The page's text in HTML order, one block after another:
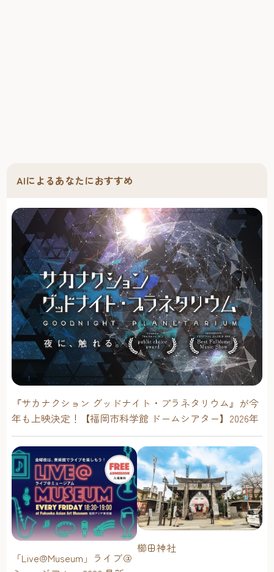
AIによるあなたにおすすめ
『サカナクション グッドナイト・プラネタリウム』が今
年も上映決定！【福岡市科学館 ドームシアター】2026年
「Live@Museum」ライブ＠
櫛田神社